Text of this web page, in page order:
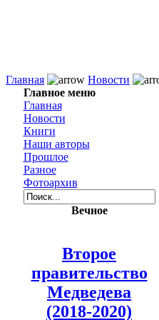
Главная Новости
Главное меню
Главная
Новости
Книги
Наши авторы
Прошлое
Разное
Фотоархив
Вечное
Второе
правительство
Медведева
(2018-2020)